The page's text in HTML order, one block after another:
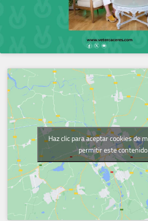
Haz clic para aceptar cookies de
permitir este contenido